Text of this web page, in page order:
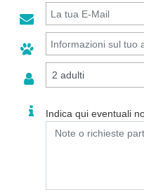
Indica qui eventuali